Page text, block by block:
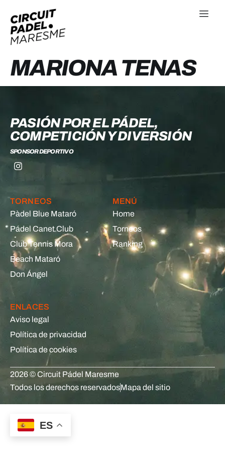
MARIONA TENAS
PASIÓN POR EL PÁDEL,
COMPETICIÓN Y DIVERSIÓN
SPONSOR DEPORTIVO
TORNEOS
Pàdel Blue Mataró
Pádel Canet Club
Club Tennis Mora
Beach Mataró
Don Ángel
MENÚ
Home
Torneos
Ranking
ENLACES
Aviso legal
Política de privacidad
Política de cookies
2026 © Circuit Pádel Maresme
Todos los derechos reservadosMapa del sitio
ES